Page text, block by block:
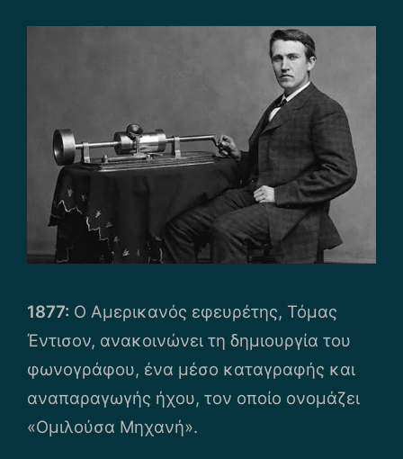
1877: Ο Αμερικανός εφευρέτης, Τόμας
Έντισον, ανακοινώνει τη δημιουργία του
φωνογράφου, ένα μέσο καταγραφής και
αναπαραγωγής ήχου, τον οποίο ονομάζει
«Ομιλούσα Μηχανή».